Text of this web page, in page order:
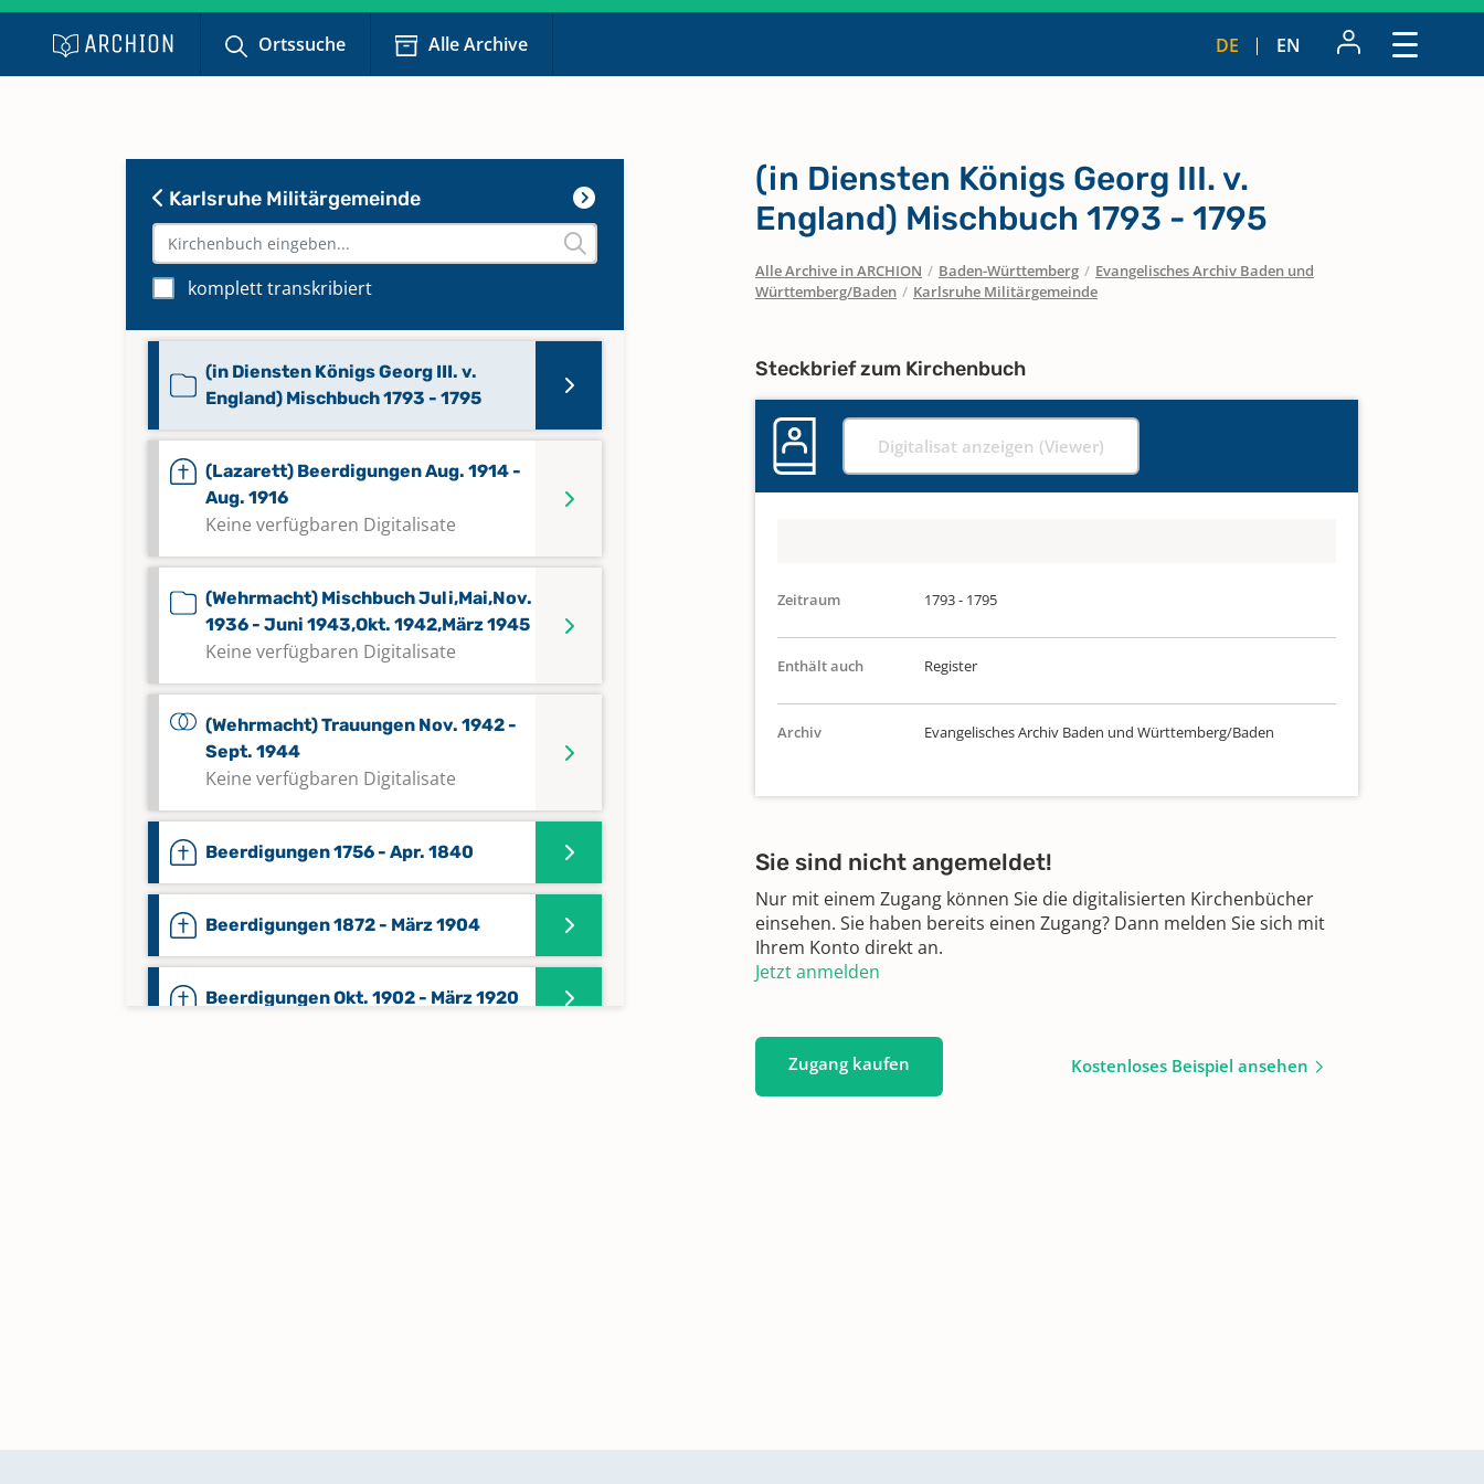
Ortssuche Alle Archive DE EN
Karlsruhe Militärgemeinde
komplett transkribiert
(in Diensten Königs Georg III. v.
England) Mischbuch 1793 - 1795
(Lazarett) Beerdigungen Aug. 1914 -
Aug. 1916
Keine verfügbaren Digitalisate
(Wehrmacht) Mischbuch Juli,Mai,Nov.
1936 - Juni 1943,Okt. 1942,März 1945
Keine verfügbaren Digitalisate
(Wehrmacht) Trauungen Nov. 1942 -
Sept. 1944
Keine verfügbaren Digitalisate
Beerdigungen 1756 - Apr. 1840
Beerdigungen 1872 - März 1904
Beerdigungen Okt. 1902 - März 1920
(in Diensten Königs Georg III. v.
England) Mischbuch 1793 - 1795
Alle Archive in ARCHION / Baden-Württemberg / Evangelisches Archiv Baden und
Württemberg/Baden / Karlsruhe Militärgemeinde
Steckbrief zum Kirchenbuch
Digitalisat anzeigen (Viewer)
Zeitraum 1793 - 1795
Enthält auch Register
Archiv Evangelisches Archiv Baden und Württemberg/Baden
Sie sind nicht angemeldet!
Nur mit einem Zugang können Sie die digitalisierten Kirchenbücher
einsehen. Sie haben bereits einen Zugang? Dann melden Sie sich mit
Ihrem Konto direkt an.
Jetzt anmelden
Zugang kaufen Kostenloses Beispiel ansehen